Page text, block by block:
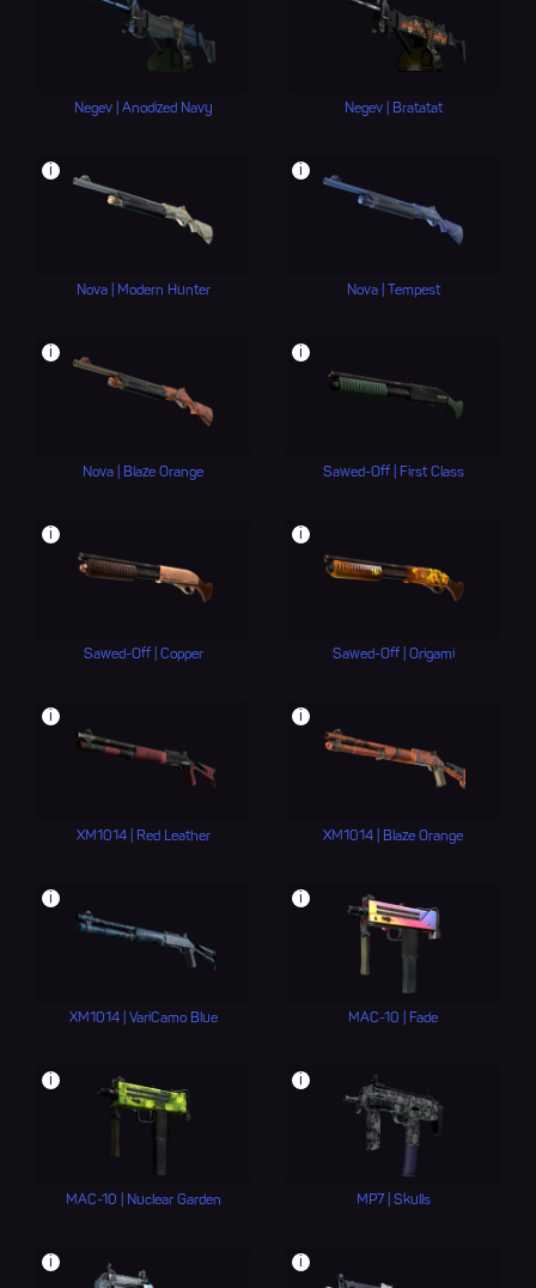
Negev | Anodized Navy Negev | Bratatat
i
Nova | Modern Hunter
i
Nova | Tempest
i
Nova | Blaze Orange
i
Sawed-Off | First Class
i
Sawed-Off | Copper
i
Sawed-Off | Origami
i
XM1014 | Red Leather
i
XM1014 | Blaze Orange
i
XM1014 | VariCamo Blue
i
MAC-10 | Fade
i
MAC-10 | Nuclear Garden
i
MP7 | Skulls
i i